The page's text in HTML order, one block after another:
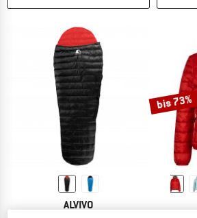
ALVIVO
bis 73%